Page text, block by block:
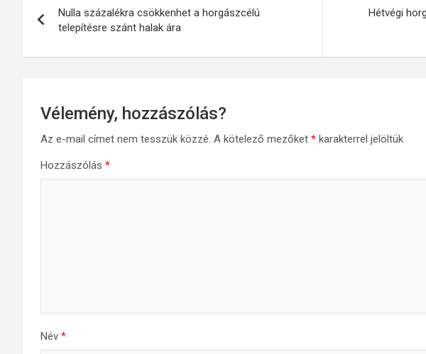
navigáció
Nulla százalékra csökkenhet a horgászcélú
telepítésre szánt halak ára
Hétvégi
Vélemény, hozzászólás?
Az e-mail címet nem tesszük közzé. A kötelező mezőket * karakterrel jelöltük
Hozzászólás *
Név *